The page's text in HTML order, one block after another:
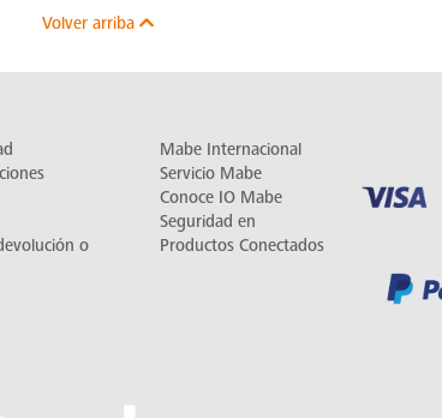
Volver arriba
o
Mabe Internacional
Servicio Mabe
Conoce IO Mabe
Seguridad en
Productos Conectados